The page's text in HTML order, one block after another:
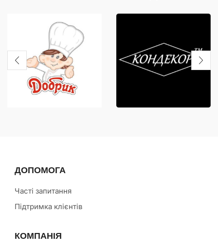
ДОПОМОГА
Часті запитання
Підтримка клієнтів
КОМПАНІЯ